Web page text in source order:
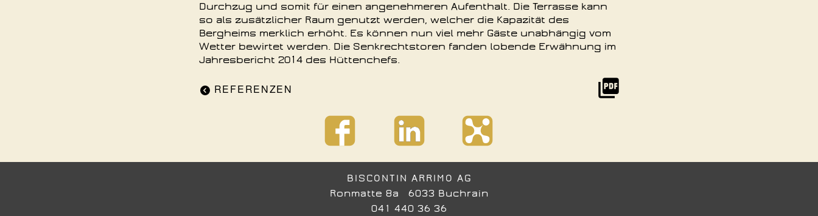
Durchzug und somit für einen angenehmeren Aufenthalt. Die Terrasse kann
so als zusätzlicher Raum genutzt werden, welcher die Kapazität des
Bergheims merklich erhöht. Es können nun viel mehr Gäste unabhängig vom
Wetter bewirtet werden. Die Senkrechtstoren fanden lobende Erwähnung im
Jahresbericht 2014 des Hüttenchefs.
REFERENZEN
BISCONTIN ARRIMO AG
Ronmatte 8a 6033 Buchrain
041 440 36 36